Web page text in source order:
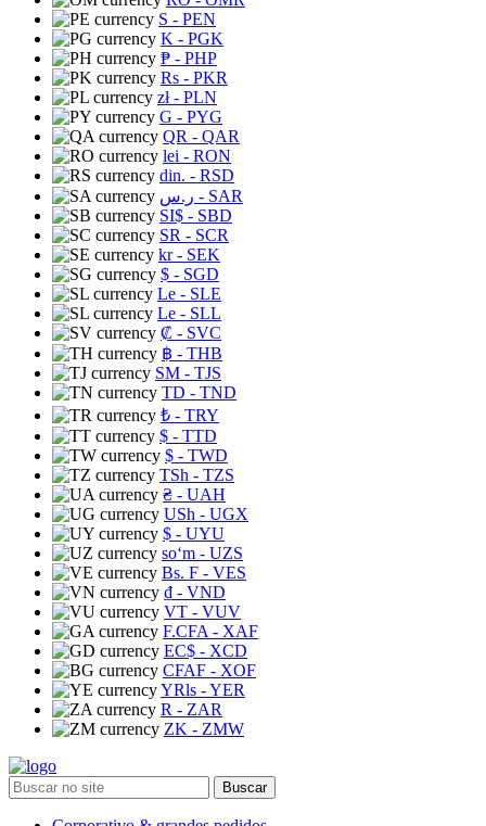
S - PEN
K - PGK
₱ - PHP
Rs - PKR
zł- PLN
G - PYG
QR - QAR
lei - RON
din. - RSD
ر.س - SAR
SI$ - SBD
SR - SCR
kr- SEK
$ - SGD
Le - SLE
Le - SLL
₡ - SVC
฿ - THB
ЅМ - TJS
TD - TND
₺ - TRY
$ - TTD
$ - TWD
TSh - TZS
₴ - UAH
USh - UGX
$ - UYU
soʻm - UZS
Bs. F - VES
₫ - VND
VT - VUV
F.CFA - XAF
EC$ - XCD
CFAF - XOF
YRls - YER
R - ZAR
ZK - ZMW
Buscar